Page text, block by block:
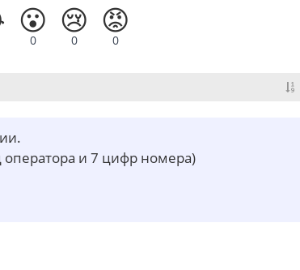
😮
0
😢
0
😡
0
и 7 цифр номера)